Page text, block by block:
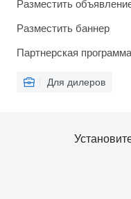
Разместить
Разместить баннер
Партнерская программа
Для дилеров